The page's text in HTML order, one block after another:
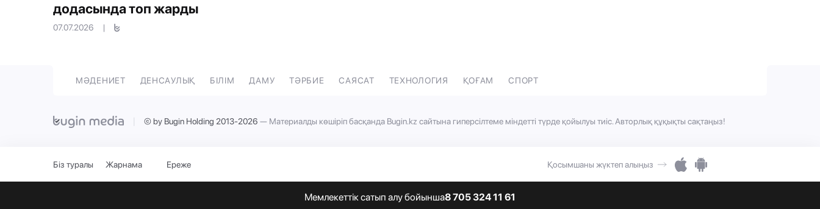
додасында топ жарды
07.07.2026 |
МӘДЕНИЕТ ДЕНСАУЛЫҚ БІЛІМ ДАМУ ТӘРБИЕ САЯСАТ ТЕХНОЛОГИЯ ҚОҒАМ СПОРТ
| © by Bugin Holding 2013-2026 — Материалды көшіріп басқанда Bugin.kz сайтына гиперсілтеме міндетті түрде қойылуы тиіс. Авторлық құқықты сақтаңыз!
Біз туралы Жарнама Ереже Қосымшаны жүктеп алыңыз
Мемлекеттік сатып алу бойынша8 705 324 11 61